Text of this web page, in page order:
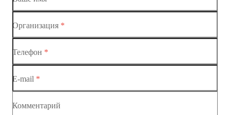
Ethernet-коммутаторы
Коммутатор доступа MES1428
Организация *
Телефон *
E-mail *
Комментарий